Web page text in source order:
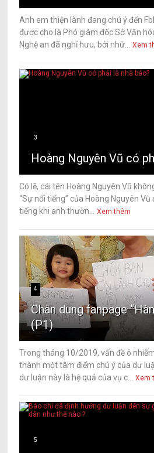
Anh em thiện lành đang chú ý đến
được cho là Phó giám đốc Sở Văn
Nghệ an đã nghỉ hưu, bởi nhữ...
Xem
3
Hoàng Nguyên Vũ có
Có lẽ, cái tên Hoàng Nguyên Vũ
“Sự nổi tiếng” của Hoàng Nguyên
tiếng khi anh thườn...
Xem thêm
4
Chân dung fanpage
(P1)
Trong tháng 10/2019, vấn đề ô
thành một tâm điểm chú ý của dư
dư luận này là hệ quả của vụ c...
Xem
5